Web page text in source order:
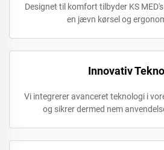
Designet til komfort tilbyder KS
en jævn kørsel og
Innovativ
Vi integrerer avanceret teknologi i
og sikrer dermed nem